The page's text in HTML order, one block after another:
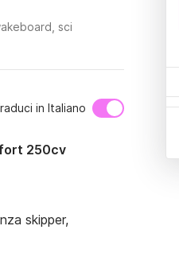
sci
in Italiano
250cv
skipper,